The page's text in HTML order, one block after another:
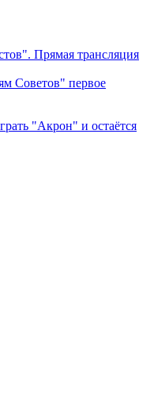
Прямая трансляция
Советов" первое
"Акрон" и остаётся